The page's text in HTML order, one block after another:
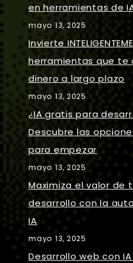
en herramientas de
mayo 13, 2025
Invierte
herramientas que te
dinero a largo plazo
mayo 13, 2025
¿IA gratis para
Descubre las
para empezar
mayo 13, 2025
Maximiza el valor de
desarrollo con la
IA
mayo 13, 2025
Desarrollo web con